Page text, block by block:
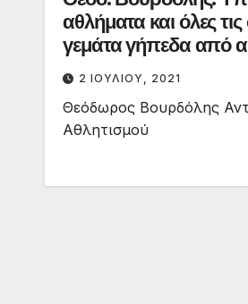
αθλήματα και όλες
γεμάτα γήπεδα από
στόχος. Σάββατο 3/7
2004 στην Αλεξ/πολη.
2 ΙΟΥΛΊΟΥ, 2021
Θεόδωρος Βουρδόλης
Αθλητισμού